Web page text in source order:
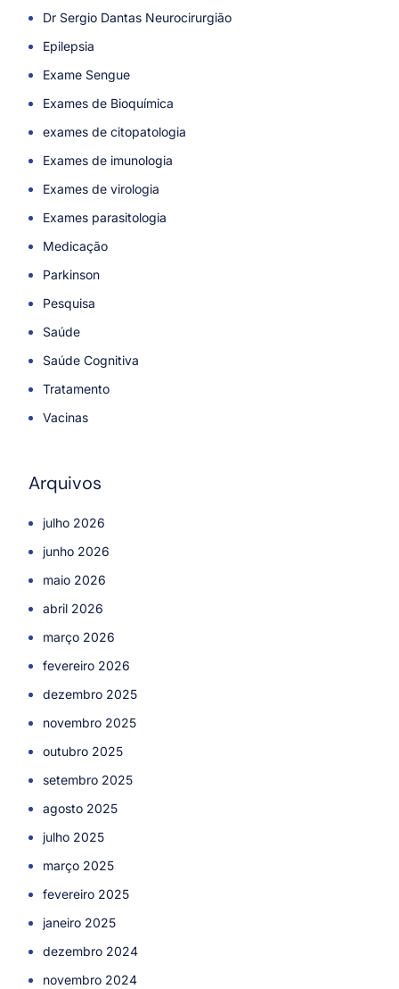
Dr Sergio Dantas Neurocirurgião
Epilepsia
Exame Sengue
Exames de Bioquímica
exames de citopatologia
Exames de imunologia
Exames de virologia
Exames parasitologia
Medicação
Parkinson
Pesquisa
Saúde
Saúde Cognitiva
Tratamento
Vacinas
Arquivos
julho 2026
junho 2026
maio 2026
abril 2026
março 2026
fevereiro 2026
dezembro 2025
novembro 2025
outubro 2025
setembro 2025
agosto 2025
julho 2025
março 2025
fevereiro 2025
janeiro 2025
dezembro 2024
novembro 2024